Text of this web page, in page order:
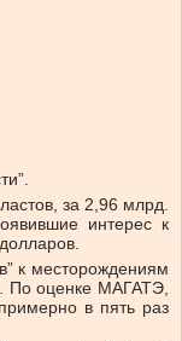
за 2,96 млрд.
интерес к
к месторождениям
По оценке МАГАТЭ,
в пять раз